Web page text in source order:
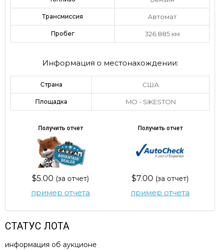
Трансмиссия Автомат
Пробег 326.885 км
Информация о местонахождении:
Страна США
Площадка MO - SIKESTON
Получить отчет
$5.00 (за отчет)
пример отчета
Получить отчет
$7.00 (за отчет)
пример отчета
СТАТУС ЛОТА
информация об аукционе